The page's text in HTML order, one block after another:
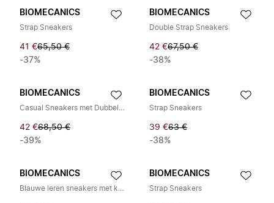
BIOMECANICS
Strap Sneakers
41 €65,50 €
-37%
BIOMECANICS
Double Strap Sneakers
42 €67,50 €
-38%
BIOMECANICS
Casual Sneakers met Dubbele Bandjes
42 €68,50 €
-39%
BIOMECANICS
Strap Sneakers
39 €63 €
-38%
BIOMECANICS
Blauwe leren sneakers met klittenband
BIOMECANICS
Strap Sneakers